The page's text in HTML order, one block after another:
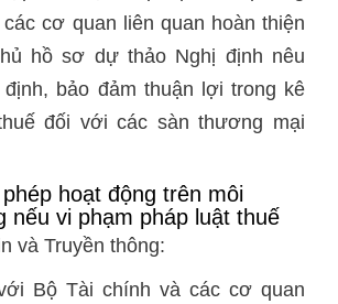
cơ quan liên quan hoàn thiện
hồ sơ dự thảo Nghị định nêu
bảo đảm thuận lợi trong kê
đối với các sàn thương mại
hoạt động trên môi
nếu vi phạm pháp luật thuế
và Truyền thông:
Bộ Tài chính và các cơ quan